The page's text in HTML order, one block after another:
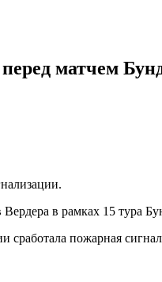
матчем
в рамках 15 тура
сработала пожарная